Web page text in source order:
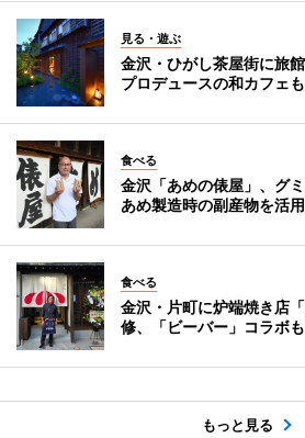
見る・遊ぶ
金沢・ひがし茶屋街に旅
プロデュースの和カフェも
食べる
金沢「あめの俵屋」、グ
あめ製造時の副産物を活用
食べる
金沢・片町に炉端焼き店
修、「ビーバー」コラボも
もっと見る